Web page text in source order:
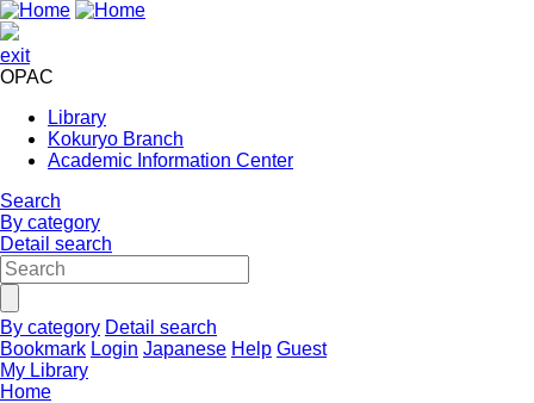
exit
OPAC
Library
Kokuryo Branch
Academic Information Center
Search
By category
Detail search
By category Detail search
Bookmark Login Japanese Help Guest
My Library
Home